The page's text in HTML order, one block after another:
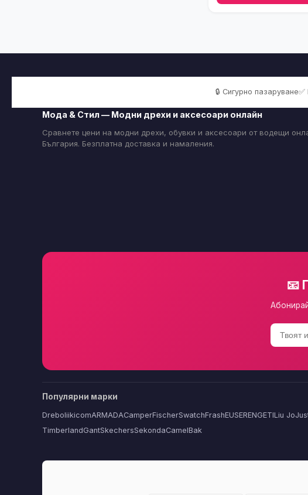
🔒 Сигурно пазаруване✅
Мода & Стил — Модни дрехи и аксесоари онлайн
Сравнете цени на модни дрехи, обувки и аксесоари от водещи
България. Безплатна доставка и намаления.
📧
Популярни марки
DreboliikicomARMADACamperFischerSwatchFrashEUSERENGETILiu Jo
TimberlandGantSkechersSekondaCamelBak